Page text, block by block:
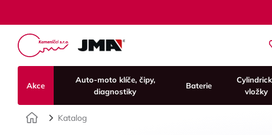
Akce
Auto-moto klíče, čipy,
diagnostiky
Baterie
vložky
Úvod
Katalog